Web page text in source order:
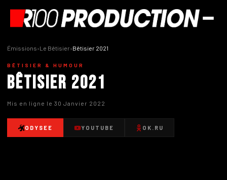
Émissions›Le Bêtisier›Bêtisier 2021
BÊTISIER & HUMOUR
Bêtisier 2021
Mis en ligne le 30 Janvier 2022
ODYSEE YOUTUBE OK.RU